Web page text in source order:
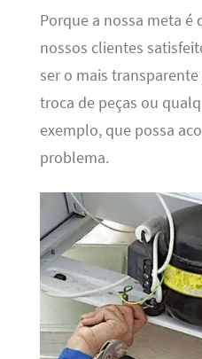
Porque a nossa meta é
nossos clientes
ser o mais
troca de peças ou
exemplo, que possa
problema.